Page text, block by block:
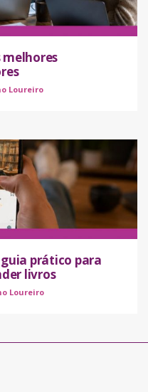
Loureiro
prático para
livros
Loureiro